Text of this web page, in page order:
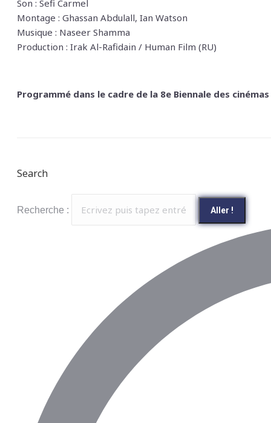
Son : Sefi Carmel
Montage : Ghassan Abdulall, Ian Watson
Musique : Naseer Shamma
Production : Irak Al-Rafidain / Human Film (RU)
Programmé dans le cadre de la 8e Biennale des
Search
Recherche :